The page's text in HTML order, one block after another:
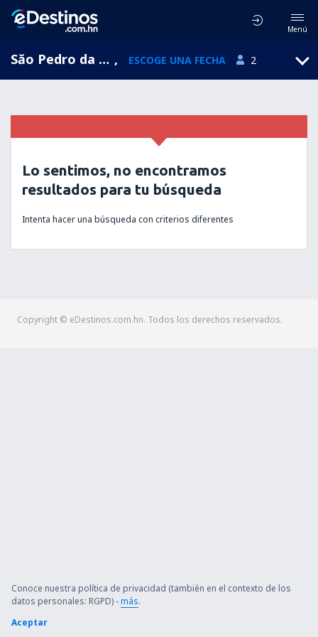
Menú
Săo Pedro da Cova, Porto, Portugal , ESCOGE UNA FECHA 2
Lo sentimos, no encontramos
resultados para tu búsqueda
Intenta hacer una búsqueda con criterios diferentes
Copyright © eDestinos.com.hn. Todos los derechos reservados.
Conoce nuestra política de privacidad (también en el contexto de los
datos personales: RGPD) -más.
Aceptar